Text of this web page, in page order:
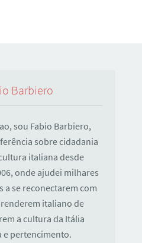
Barbiero
sou Fabio Barbiero,
sobre cidadania
italiana desde
onde ajudei milhares
a se reconectarem com
italiano de
a cultura da Itália
e pertencimento.